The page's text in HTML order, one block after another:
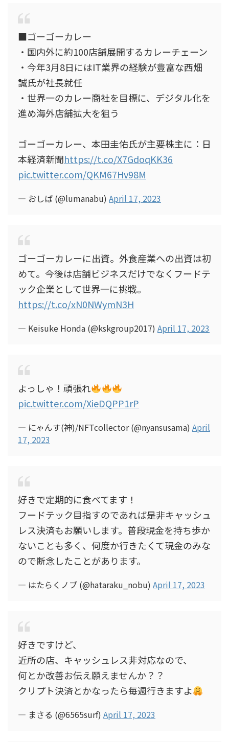
■ゴーゴーカレー
・国内外に約100店舗展開するカレーチェーン
・今年3月8日にはIT業界の経験が豊富な西畑
誠氏が社長就任
・世界一のカレー商社を目標に、デジタル化を
進め海外店舗拡大を狙う
ゴーゴーカレー、本田圭佑氏が主要株主に：日
本経済新聞https://t.co/X7GdoqKK36
pic.twitter.com/QKM67Hv98M
— おしば (@lumanabu) April 17, 2023
ゴーゴーカレーに出資。外食産業への出資は初
めて。今後は店舗ビジネスだけでなくフードテ
ック企業として世界一に挑戦。
https://t.co/xN0NWymN3H
— Keisuke Honda (@kskgroup2017) April 17, 2023
よっしゃ！頑張れ
pic.twitter.com/XieDQPP1rP
— にゃんす(神)/NFTcollector (@nyansusama) April
17, 2023
好きで定期的に食べてます！
フードテック目指すのであれば是非キャッシュ
レス決済もお願いします。普段現金を持ち歩か
ないことも多く、何度か行きたくて現金のみな
ので断念したことがあります。
— はたらくノブ (@hataraku_nobu) April 17, 2023
好きですけど、
近所の店、キャッシュレス非対応なので、
何とか改善お伝え願えませんか？？
クリプト決済とかなったら毎週行きますよ
— まさる (@6565surf) April 17, 2023